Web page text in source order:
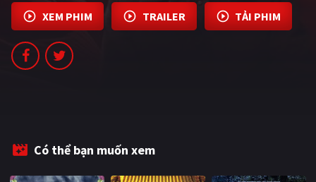
Tổng hợp
CẬP NHẬT
PHIM LẺ
PHIM CHIẾU RẠP
XEM PHIM TRAILER TẢI PHIM
Có thể bạn muốn xem